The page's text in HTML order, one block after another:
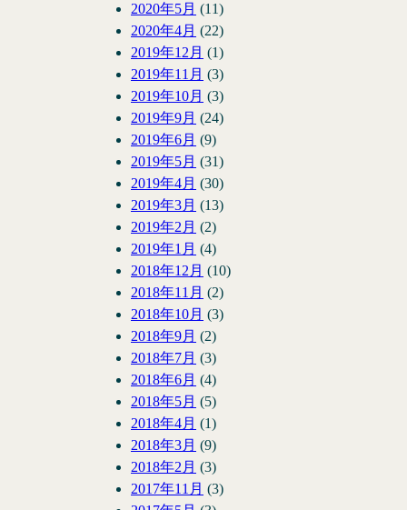
2020年5月 (11)
2020年4月 (22)
2019年12月 (1)
2019年11月 (3)
2019年10月 (3)
2019年9月 (24)
2019年6月 (9)
2019年5月 (31)
2019年4月 (30)
2019年3月 (13)
2019年2月 (2)
2019年1月 (4)
2018年12月 (10)
2018年11月 (2)
2018年10月 (3)
2018年9月 (2)
2018年7月 (3)
2018年6月 (4)
2018年5月 (5)
2018年4月 (1)
2018年3月 (9)
2018年2月 (3)
2017年11月 (3)